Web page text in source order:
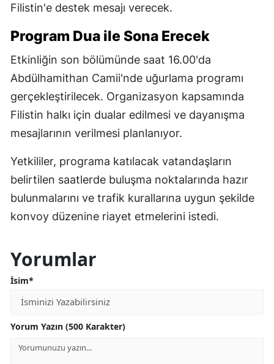
Filistin'e destek mesajı verecek.
Program Dua ile Sona Erecek
Etkinliğin son bölümünde saat 16.00'da
Abdülhamithan Camii'nde uğurlama programı
gerçekleştirilecek. Organizasyon kapsamında
Filistin halkı için dualar edilmesi ve dayanışma
mesajlarının verilmesi planlanıyor.
Yetkililer, programa katılacak vatandaşların
belirtilen saatlerde buluşma noktalarında hazır
bulunmalarını ve trafik kurallarına uygun şekilde
konvoy düzenine riayet etmelerini istedi.
Yorumlar
İsim*
Yorum Yazın (500 Karakter)